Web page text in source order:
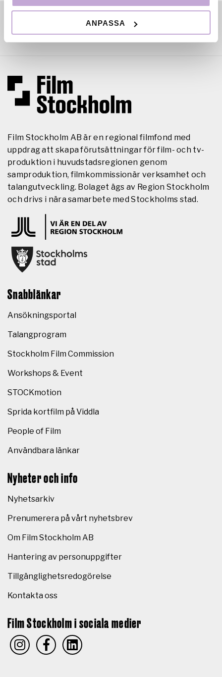
ANPASSA
Film Stockholm AB är en regional filmfond med
uppdrag att skapa förutsättningar för film- och tv-
produktion i huvudstadsregionen genom
samproduktion, filmkommissionär verksamhet och
talangutveckling. Bolaget ägs av Region Stockholm
och drivs i nära samarbete med Stockholms stad.
Snabblänkar
Ansökningsportal
Talangprogram
Stockholm Film Commission
Workshops & Event
STOCKmotion
Sprida kortfilm på Viddla
People of Film
Användbara länkar
Nyheter och info
Nyhetsarkiv
Prenumerera på vårt nyhetsbrev
Om Film Stockholm AB
Hantering av personuppgifter
Tillgänglighetsredogörelse
Kontakta oss
Film Stockholm i sociala medier